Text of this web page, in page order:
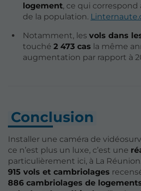
logement, ce qui correspond
de la population.
Notamment, les vols dans
touché 2 473 cas la même
augmentation par rapport à
Conclusion
Installer une caméra de
ce n’est plus un luxe, c’est une
particulièrement ici, à La
915 vols et cambriolages
886 cambriolages de